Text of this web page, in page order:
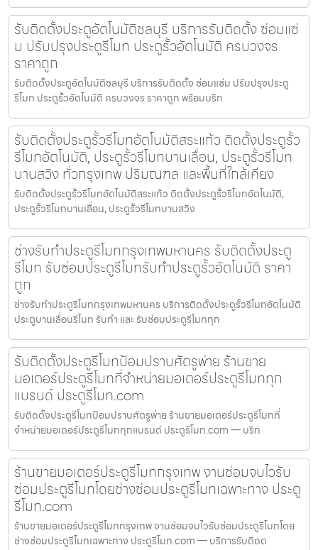
รับติดตั้งประตูอัตโนมัติชลบุรี บริการรับติดตั้ง ซ่อมแซ่
ม ปรับปรุงประตูรีโมท ประตูรั้วอัตโนมัติ ครบวงจร
ราคาถูก
รับติดตั้งประตูอัตโนมัติชลบุรี บริการรับติดตั้ง ซ่อมแซ่ม ปรับปรุงประตู
รีโมท ประตูรั้วอัตโนมัติ ครบวงจร ราคาถูก พร้อมบริก
รับติดตั้งประตูรั้วรีโมทอัตโนมัติสระแก้ว ติดตั้งประตูรั้ว
รีโมทอัตโนมัติ, ประตูรั้วรีโมทบานเลื่อน, ประตูรั้วรีโมท
บานสวิง ทั่วกรุงเทพ ปริมณฑล และพื้นที่ใกล้เคียง
รับติดตั้งประตูรั้วรีโมทอัตโนมัติสระแก้ว ติดตั้งประตูรั้วรีโมทอัตโนมัติ,
ประตูรั้วรีโมทบานเลื่อน, ประตูรั้วรีโมทบานสวิง
ช่างรับทำประตูรีโมทกรุงเทพมหานคร รับติดตั้งประตู
รีโมท รับซ่อมประตูรีโมทรับทำประตูรั้วอัตโนมัติ ราคา
ถูก
ช่างรับทำประตูรีโมทกรุงเทพมหานคร บริการติดตั้งประตูรั้วรีโมทอัตโนมัติ
ประตูบานเลื่อนรีโมท รับทำ และ รับซ่อมประตูรีโมททุก
รับติดตั้งประตูรีโมทป้อมปราบศัตรูพ่าย ร้านขาย
มอเตอร์ประตูรีโมทที่จำหน่ายมอเตอร์ประตูรีโมททุก
แบรนด์ ประตูรีโมท.com
รับติดตั้งประตูรีโมทป้อมปราบศัตรูพ่าย ร้านขายมอเตอร์ประตูรีโมทที่
จำหน่ายมอเตอร์ประตูรีโมททุกแบรนด์ ประตูรีโมท.com — บริก
ร้านขายมอเตอร์ประตูรีโมทกรุงเทพ งานซ่อมจบไวรับ
ซ่อมประตูรีโมทโดยช่างซ่อมประตูรีโมทเฉพาะทาง ประตู
รีโมท.com
ร้านขายมอเตอร์ประตูรีโมทกรุงเทพ งานซ่อมจบไวรับซ่อมประตูรีโมทโดย
ช่างซ่อมประตูรีโมทเฉพาะทาง ประตูรีโมท.com — บริการรับติดต